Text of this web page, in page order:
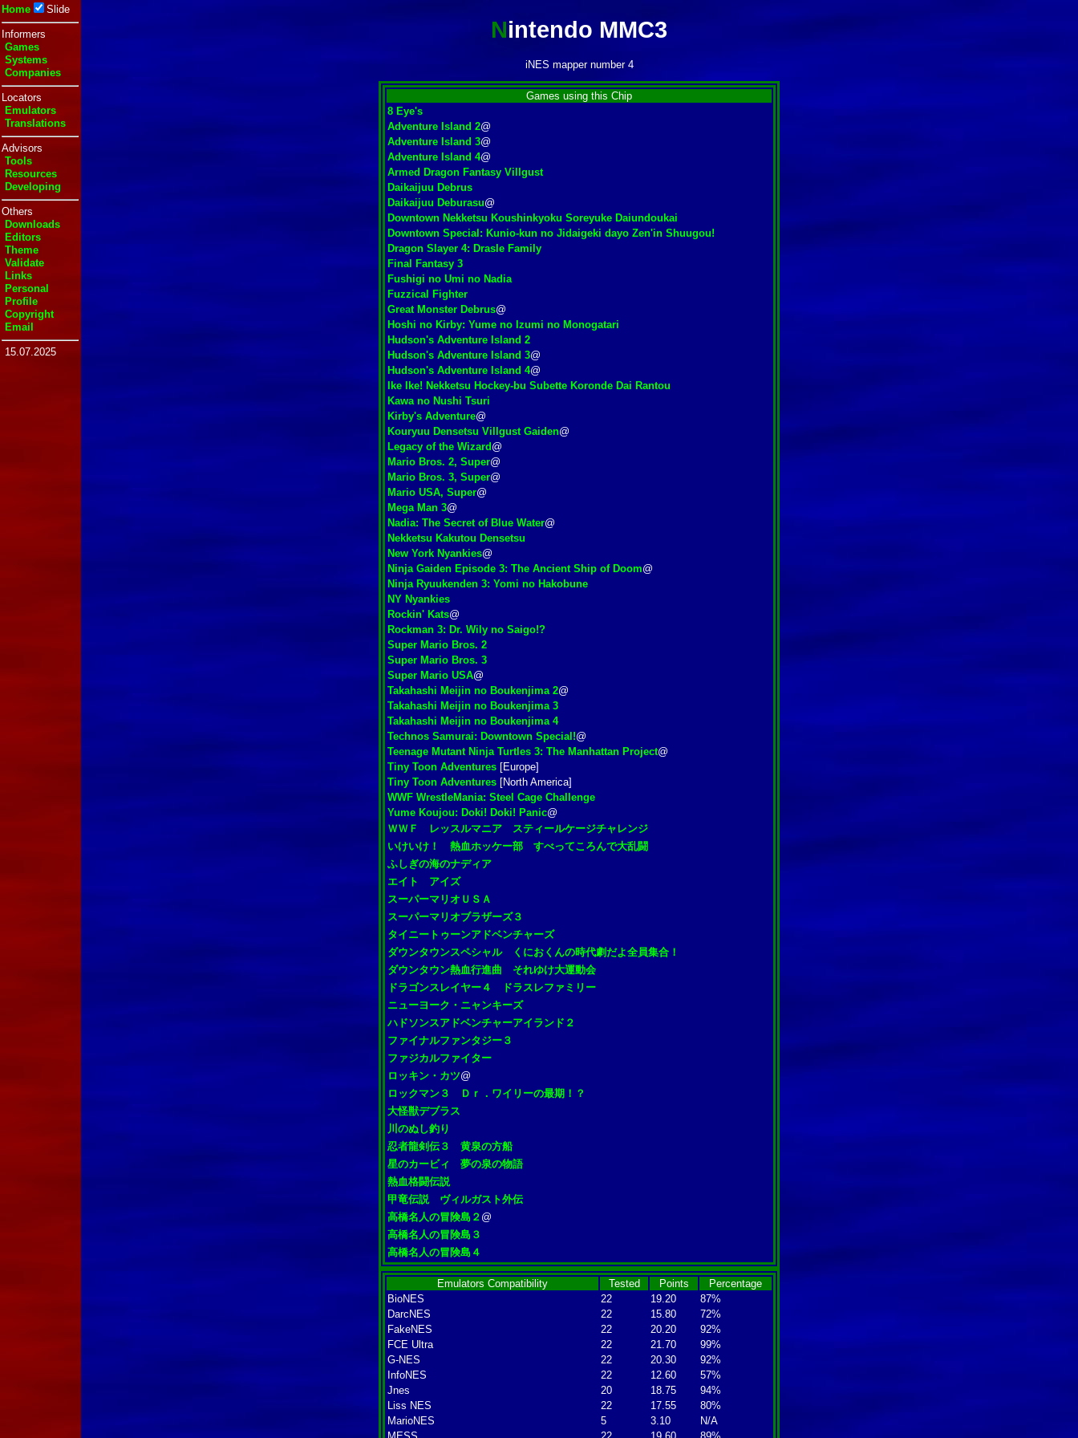
Home Slide
Informers
Games
Systems
Companies
Locators
Emulators
Translations
Advisors
Tools
Resources
Developing
Others
Downloads
Editors
Theme
Validate
Links
Personal
Profile
Copyright
Email
15.07.2025
Nintendo MMC3
iNES mapper number 4
Games using this Chip
8 Eye's
Adventure Island 2@
Adventure Island 3@
Adventure Island 4@
Armed Dragon Fantasy Villgust
Daikaijuu Debrus
Daikaijuu Deburasu@
Downtown Nekketsu Koushinkyoku Soreyuke Daiundoukai
Downtown Special: Kunio-kun no Jidaigeki dayo Zen'in Shuugou!
Dragon Slayer 4: Drasle Family
Final Fantasy 3
Fushigi no Umi no Nadia
Fuzzical Fighter
Great Monster Debrus@
Hoshi no Kirby: Yume no Izumi no Monogatari
Hudson's Adventure Island 2
Hudson's Adventure Island 3@
Hudson's Adventure Island 4@
Ike Ike! Nekketsu Hockey-bu Subette Koronde Dai Rantou
Kawa no Nushi Tsuri
Kirby's Adventure@
Kouryuu Densetsu Villgust Gaiden@
Legacy of the Wizard @
Mario Bros. 2, Super@
Mario Bros. 3, Super@
Mario USA, Super@
Mega Man 3@
Nadia: The Secret of Blue Water@
Nekketsu Kakutou Densetsu
New York Nyankies@
Ninja Gaiden Episode 3: The Ancient Ship of Doom@
Ninja Ryuukenden 3: Yomi no Hakobune
NY Nyankies
Rockin' Kats@
Rockman 3: Dr. Wily no Saigo!?
Super Mario Bros. 2
Super Mario Bros. 3
Super Mario USA@
Takahashi Meijin no Boukenjima 2@
Takahashi Meijin no Boukenjima 3
Takahashi Meijin no Boukenjima 4
Technos Samurai: Downtown Special!@
Teenage Mutant Ninja Turtles 3: The Manhattan Project@
Tiny Toon Adventures [Europe]
Tiny Toon Adventures [North America]
WWF WrestleMania: Steel Cage Challenge
Yume Koujou: Doki! Doki! Panic@
ＷＷＦ レッスルマニア スティールケージチャレンジ
いけいけ！ 熱血ホッケー部 すべってころんで大乱闘
ふしぎの海のナディア
エイト アイズ
スーパーマリオＵＳＡ
スーパーマリオブラザーズ３
タイニートゥーンアドベンチャーズ
ダウンタウンスペシャル くにおくんの時代劇だよ全員集合！
ダウンタウン熱血行進曲 それゆけ大運動会
ドラゴンスレイヤー４ ドラスレファミリー
ニューヨーク・ニャンキーズ
ハドソンスアドベンチャーアイランド２
ファイナルファンタジー３
ファジカルファイター
ロッキン・カツ@
ロックマン３ Ｄｒ．ワイリーの最期！？
大怪獣デブラス
川のぬし釣り
忍者龍剣伝３ 黄泉の方船
星のカービィ 夢の泉の物語
熱血格闘伝説
甲竜伝説 ヴィルガスト外伝
高橋名人の冒険島２ @
高橋名人の冒険島３
高橋名人の冒険島４
Emulators Compatibility Tested Points
Percentage
BioNES
22 19.20
87%
DarcNES
22 15.80
72%
FakeNES
22 20.20
92%
FCE Ultra
22 21.70
99%
G-NES
22 20.30
92%
InfoNES
22 12.60
57%
Jnes
20 18.75
94%
Liss NES
22 17.55
80%
MarioNES
5 3.10
N/A